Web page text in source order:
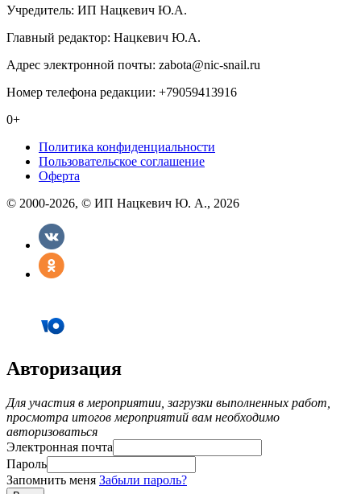
Учредитель: ИП Нацкевич Ю.А.
Главный редактор: Нацкевич Ю.А.
Адрес электронной почты: zabota@nic-snail.ru
Номер телефона редакции: +79059413916
0+
Политика конфиденциальности
Пользовательское соглашение
Оферта
© 2000-2026, © ИП Нацкевич Ю. А., 2026
Авторизация
Для участия в мероприятии, загрузки выполненных работ,
просмотра итогов мероприятий вам необходимо
авторизоваться
Электронная почта
Пароль
Запомнить меня Забыли пароль?